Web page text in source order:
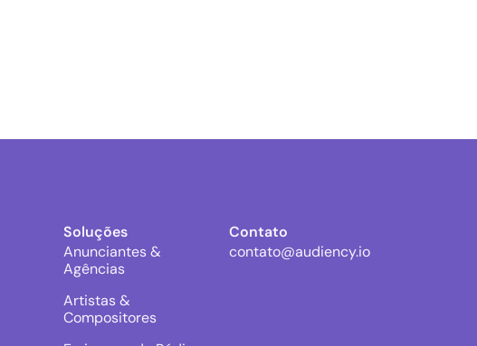
Soluções
Anunciantes &
Agências
Artistas &
Compositores
Contato
contato@audiency.io